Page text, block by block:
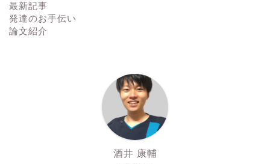
最新記事
発達のお手伝い
論文紹介
酒井 康輔
自己紹介とポートフォリオ